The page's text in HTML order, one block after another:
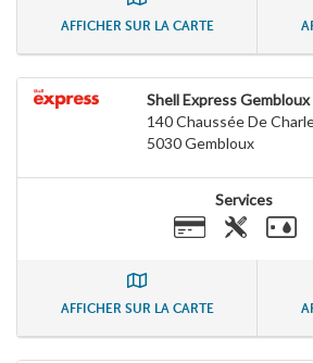
AFFICHER SUR LA CARTE
Shell Express Gembloux
140 Chaussée De
5030Gembloux
Services
AFFICHER SUR LA CARTE